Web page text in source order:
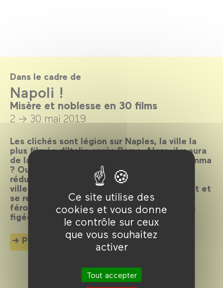
Ce site utilise des
cookies et vous donne
le contrôle sur ceux
que vous souhaitez
activer
Tout accepter
Dans le cadre de
Napoli !
Misère et noblesse en 30 films
2 → 30 mai 2019
Les clichés sont légion sur Naples, la ville la
plus filmée d’Italie après Rome. Alors, il y aura
de la pizza, la Camorra, des Vespa et la mamma
? Oui, il y en aura aussi, mais Naples ne se
réduit à rien de tout cela, car c’est une
ville‑oxymore où les contraires s’incorporent et
se réinventent sans cesse, dans une vitalité
féroce, déjouant toutes les cartes postales
figées.
Plus d'info